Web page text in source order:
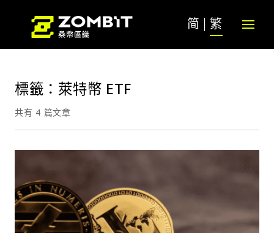
简 繁
標籤：萊特幣 ETF
共有 4 篇文章